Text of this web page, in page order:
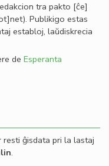
tra pakto [ĉe]
. Publikigo estas
establoj, laŭdiskrecia
de Esperanta
resti ĝisdata pri la lastaj
.